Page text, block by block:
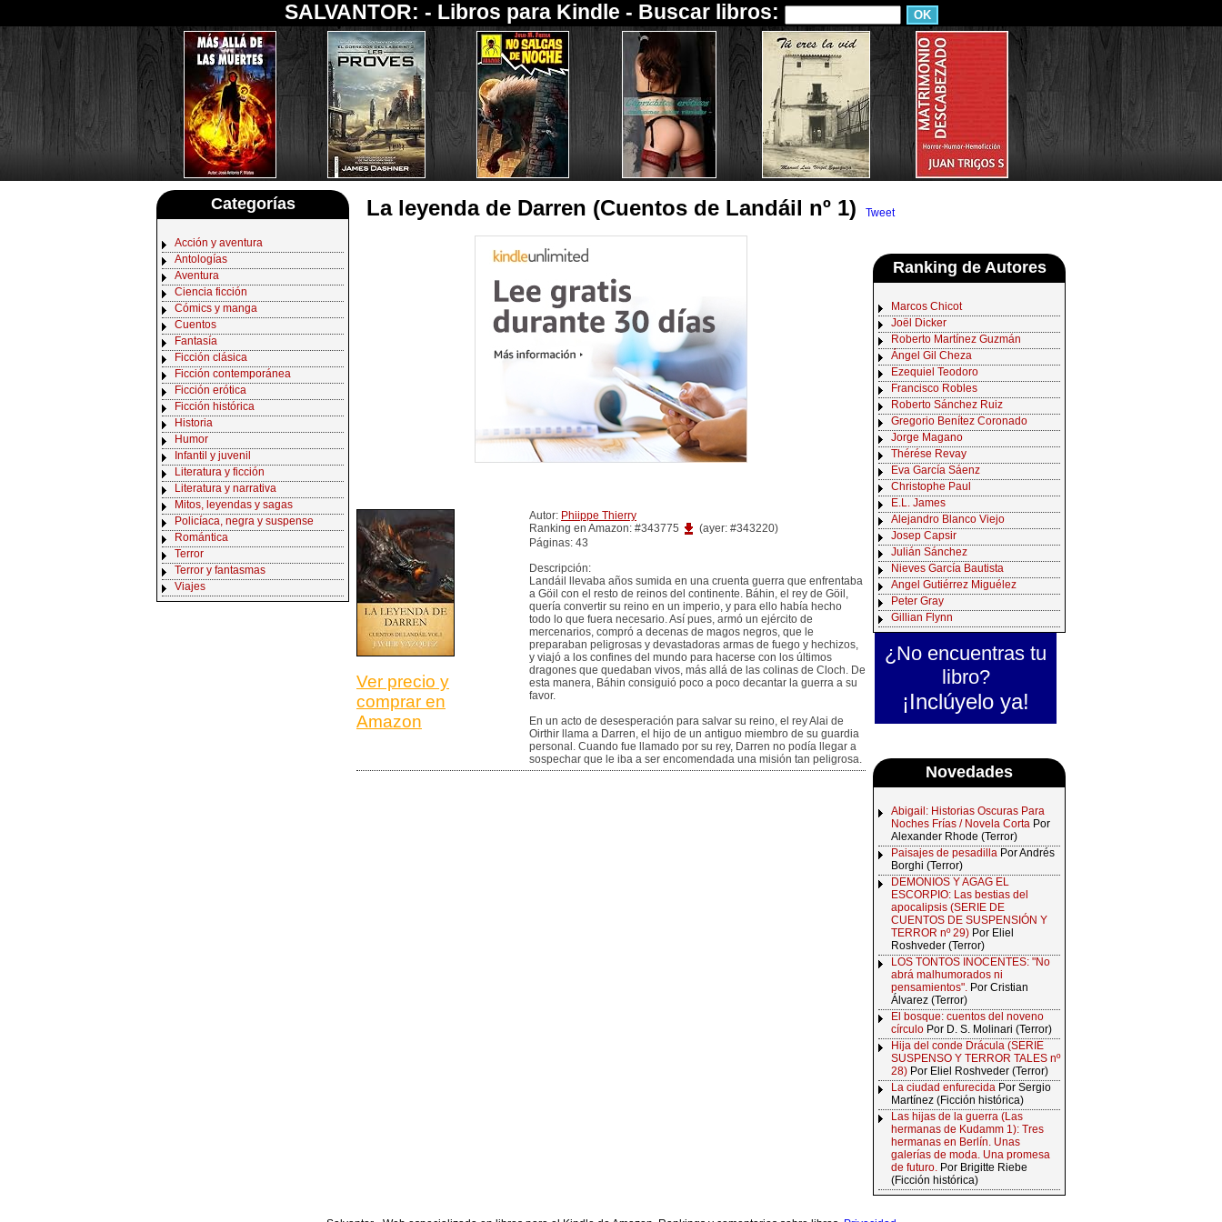
SALVANTOR: - Libros para Kindle - Buscar libros:
Categorías
Acción y aventura
Antologías
Aventura
Ciencia ficción
Cómics y manga
Cuentos
Fantasía
Ficción clásica
Ficción contemporánea
Ficción erótica
Ficción histórica
Historia
Humor
Infantil y juvenil
Literatura y ficción
Literatura y narrativa
Mitos, leyendas y sagas
Policíaca, negra y suspense
Romántica
Terror
Terror y fantasmas
Viajes
La leyenda de Darren (Cuentos de Landáil nº 1)
Ver precio y
comprar en
Amazon
Autor: Phiippe Thierry
Ranking en Amazon: #343775
(ayer: #343220)
Páginas: 43
Descripción:
Landáil llevaba años sumida en una cruenta guerra que enfrentaba
a Göil con el resto de reinos del continente. Báhin, el rey de Göil,
quería convertir su reino en un imperio, y para ello había hecho
todo lo que fuera necesario. Así pues, armó un ejército de
mercenarios, compró a decenas de magos negros, que le
preparaban peligrosas y devastadoras armas de fuego y hechizos,
y viajó a los confines del mundo para hacerse con los últimos
dragones que quedaban vivos, más allá de las colinas de Cloch. De
esta manera, Báhin consiguió poco a poco decantar la guerra a su
favor.
En un acto de desesperación para salvar su reino, el rey Alai de
Oirthir llama a Darren, el hijo de un antiguo miembro de su guardia
personal. Cuando fue llamado por su rey, Darren no podía llegar a
sospechar que le iba a ser encomendada una misión tan peligrosa.
Tweet
Ranking de Autores
Marcos Chicot
Joël Dicker
Roberto Martínez Guzmán
Ángel Gil Cheza
Ezequiel Teodoro
Francisco Robles
Roberto Sánchez Ruiz
Gregorio Benítez Coronado
Jorge Magano
Thérése Revay
Eva García Sáenz
Christophe Paul
E.L. James
Alejandro Blanco Viejo
Josep Capsir
Julián Sánchez
Nieves García Bautista
Angel Gutiérrez Miguélez
Peter Gray
Gillian Flynn
¿No encuentras tu
libro?
¡Inclúyelo ya!
Novedades
Abigail: Historias Oscuras Para
Noches Frías / Novela Corta Por
Alexander Rhode (Terror)
Paisajes de pesadilla Por Andrés
Borghi (Terror)
DEMONIOS Y AGAG EL
ESCORPIO: Las bestias del
apocalipsis (SERIE DE
CUENTOS DE SUSPENSIÓN Y
TERROR nº 29) Por Eliel
Roshveder (Terror)
LOS TONTOS INOCENTES: "No
abrá malhumorados ni
pensamientos". Por Cristian
Álvarez (Terror)
El bosque: cuentos del noveno
círculo Por D. S. Molinari (Terror)
Hija del conde Drácula (SERIE
SUSPENSO Y TERROR TALES nº
28) Por Eliel Roshveder (Terror)
La ciudad enfurecida Por Sergio
Martínez (Ficción histórica)
Las hijas de la guerra (Las
hermanas de Kudamm 1): Tres
hermanas en Berlín. Unas
galerías de moda. Una promesa
de futuro. Por Brigitte Riebe
(Ficción histórica)